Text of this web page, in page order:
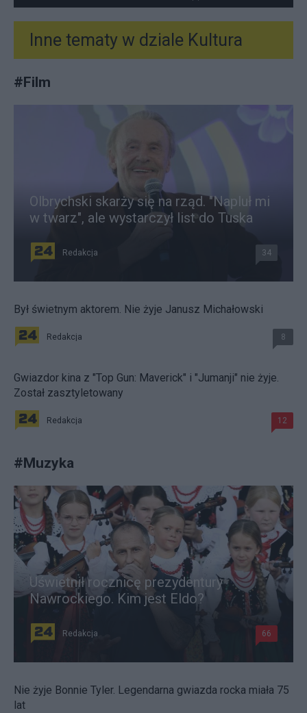
Inne tematy w dziale Kultura
#Film
Olbrychski skarży się na rząd. "Napluł mi
w twarz", ale wystarczył list do Tuska
Redakcja 34
Był świetnym aktorem. Nie żyje Janusz Michałowski
Redakcja 8
Gwiazdor kina z "Top Gun: Maverick" i "Jumanji" nie żyje.
Został zasztyletowany
Redakcja 12
#Muzyka
Uświetnił rocznicę prezydentury
Nawrockiego. Kim jest Eldo?
Redakcja 66
Nie żyje Bonnie Tyler. Legendarna gwiazda rocka miała 75
lat